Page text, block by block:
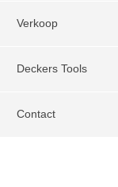
Verkoop
Deckers Tools
Contact